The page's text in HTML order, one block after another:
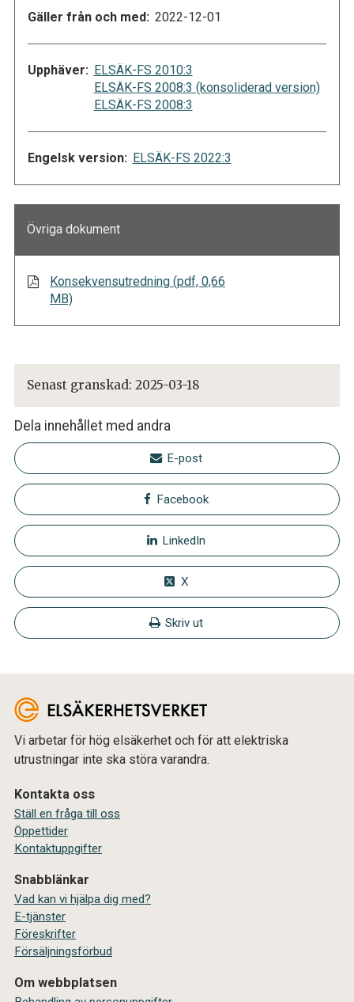
Gäller från och med: 2022-12-01
Upphäver: ELSÄK-FS 2010:3
ELSÄK-FS 2008:3 (konsoliderad version)
ELSÄK-FS 2008:3
Engelsk version: ELSÄK-FS 2022:3
Övriga dokument
Konsekvensutredning (pdf, 0,66
MB)
Senast granskad: 2025-03-18
Dela innehållet med andra
E-post
Facebook
LinkedIn
X
Skriv ut
Vi arbetar för hög elsäkerhet och för att elektriska
utrustningar inte ska störa varandra.
Kontakta oss
Ställ en fråga till oss
Öppettider
Kontaktuppgifter
Snabblänkar
Vad kan vi hjälpa dig med?
E-tjänster
Föreskrifter
Försäljningsförbud
Om webbplatsen